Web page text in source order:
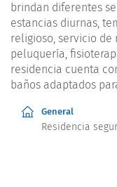
brindan diferentes
estancias diurnas,
religioso, servicio
peluquería,
residencia cuenta
baños adaptados
General
Residencia